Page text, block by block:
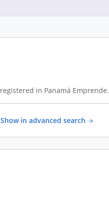
in Panamá Emprende.
Show in advanced search